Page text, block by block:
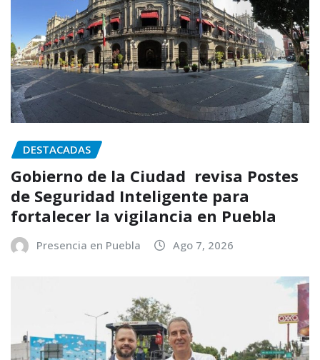
DESTACADAS
Gobierno de la Ciudad revisa Postes
de Seguridad Inteligente para
fortalecer la vigilancia en Puebla
Presencia en Puebla Ago 7, 2026